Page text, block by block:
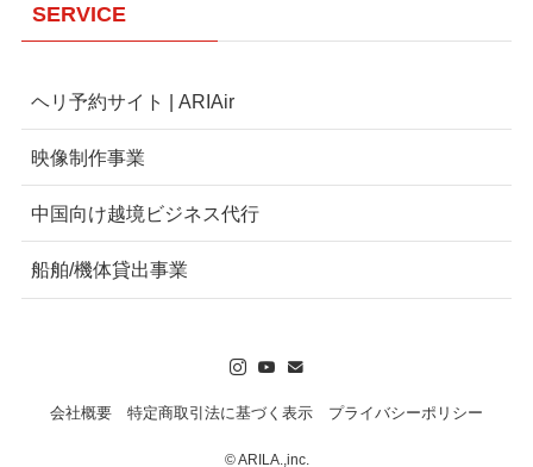
SERVICE
ヘリ予約サイト | ARIAir
映像制作事業
中国向け越境ビジネス代行
船舶/機体貸出事業
会社概要 特定商取引法に基づく表示 プライバシーポリシー
©ARILA.,inc.